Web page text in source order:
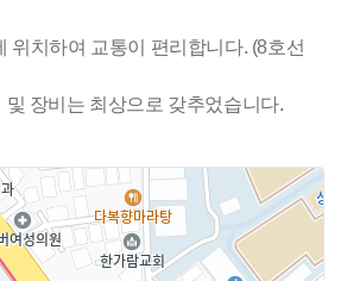
위치하여 교통이 편리합니다. (8호선